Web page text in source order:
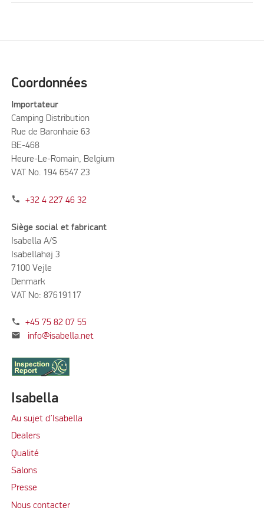
Coordonnées
Importateur
Camping Distribution
Rue de Baronhaie 63
BE-468
Heure-Le-Romain, Belgium
VAT No. 194 6547 23
phone +32 4 227 46 32
Siège social et fabricant
Isabella A/S
Isabellahøj 3
7100 Vejle
Denmark
VAT No: 87619117
phone +45 75 82 07 55
mail info@isabella.net
Isabella
Au sujet d’Isabella
Dealers
Qualité
Salons
Presse
Nous contacter